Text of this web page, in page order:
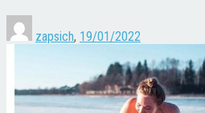
zapsich, 19/01/2022